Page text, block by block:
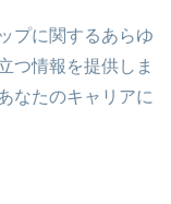
プに関するあらゆ
つ情報を提供しま
なたのキャリアに